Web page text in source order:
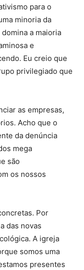
para o
minoria da
a maioria
e
Eu creio que
privilegiado que
as empresas,
Acho que o
da denúncia
mega
são
os nossos
Por
das novas
A igreja
somos uma
presentes